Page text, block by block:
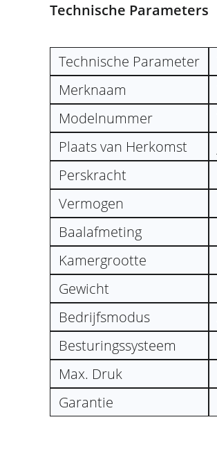
Technische Parameters
Technische Parameter
Merknaam
Modelnummer
Plaats van Herkomst
Perskracht
Vermogen
Baalafmeting
Kamergrootte
Gewicht
Bedrijfsmodus
Besturingssysteem
Max. Druk
Garantie